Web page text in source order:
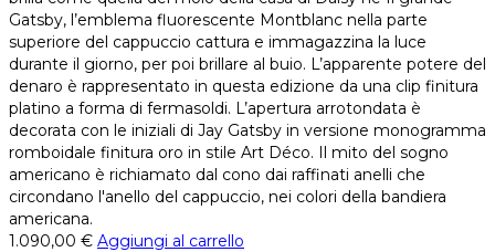
Gatsby, l’emblema fluorescente Montblanc nella parte
superiore del cappuccio cattura e immagazzina la luce
durante il giorno, per poi brillare al buio. L’apparente potere del
denaro è rappresentato in questa edizione da una clip finitura
platino a forma di fermasoldi. L’apertura arrotondata è
decorata con le iniziali di Jay Gatsby in versione monogramma
romboidale finitura oro in stile Art Déco. Il mito del sogno
americano è richiamato dal cono dai raffinati anelli che
circondano l'anello del cappuccio, nei colori della bandiera
americana.
1.090,00 € Aggiungi al carrello